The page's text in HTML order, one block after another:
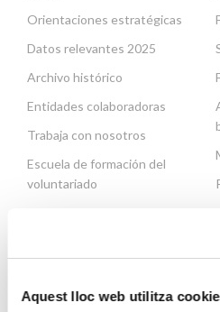
Aquest lloc web utilitza
Orientaciones estratégicas
Datos relevantes 2025
Archivo histórico
Entidades colaboradoras
Trabaja con nosotros
Escuela de formación del
voluntariado
ACTUALIDAD